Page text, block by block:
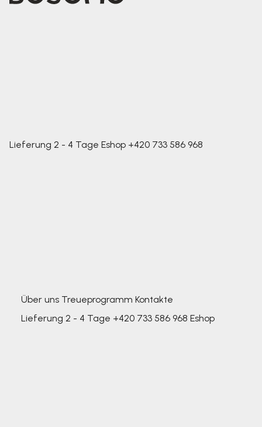
Lieferung 2 - 4 Tage Eshop +420 733 586 968
Über uns Treueprogramm Kontakte
Lieferung 2 - 4 Tage +420 733 586 968 Eshop